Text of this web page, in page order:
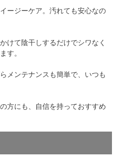
ージーケア。汚れても安心なの
けて陰干しするだけでシワなく
す。
メンテナンスも簡単で、いつも
方にも、自信を持っておすすめ